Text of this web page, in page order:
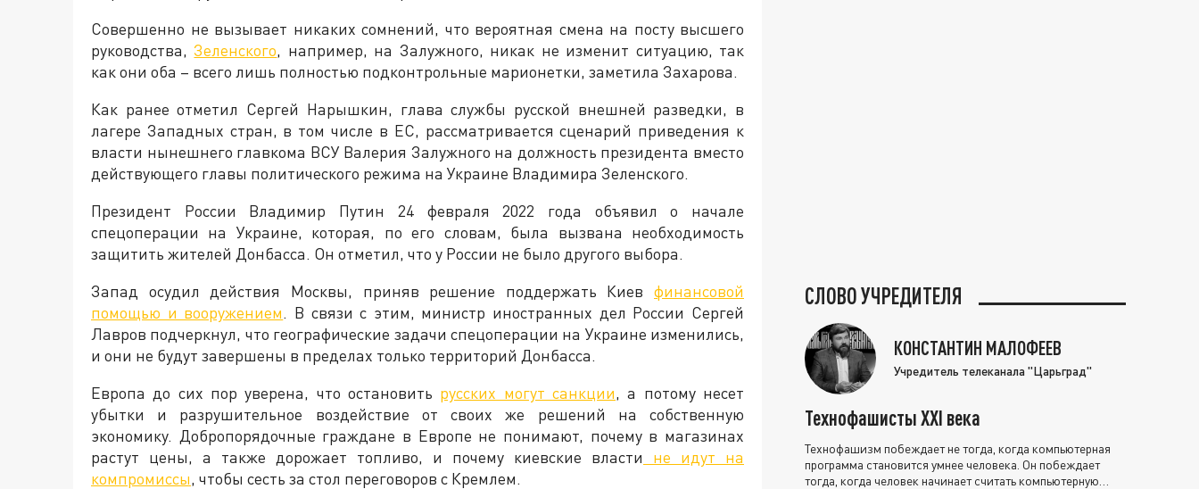
Совершенно не вызывает никаких сомнений, что вероятная смена на посту высшего
руководства,Зеленского, например, на Залужного, никак не изменит ситуацию, так
как они оба – всего лишь полностью подконтрольные марионетки, заметила Захарова.
Как ранее отметил Сергей Нарышкин, глава службы русской внешней разведки, в
лагере Западных стран, в том числе в ЕС, рассматривается сценарий приведения к
власти нынешнего главкома ВСУ Валерия Залужного на должность президента вместо
действующего главы политического режима на Украине Владимира Зеленского.
Президент России Владимир Путин 24 февраля 2022 года объявил о начале
спецоперации на Украине, которая, по его словам, была вызвана необходимость
защитить жителей Донбасса. Он отметил, что у России не было другого выбора.
Запад осудил действия Москвы, приняв решение поддержать Киев финансовой
помощью и вооружением. В связи с этим, министр иностранных дел России Сергей
Лавров подчеркнул, что географические задачи спецоперации на Украине изменились,
и они не будут завершены в пределах только территорий Донбасса.
Европа до сих пор уверена, что остановить русских могут санкции, а потому несет
убытки и разрушительное воздействие от своих же решений на собственную
экономику. Добропорядочные граждане в Европе не понимают, почему в магазинах
растут цены, а также дорожает топливо, и почему киевские власти не идут на
компромиссы, чтобы сесть за стол переговоров с Кремлем.
СЛОВО УЧРЕДИТЕЛЯ
КОНСТАНТИН МАЛОФЕЕВ
Учредитель телеканала "Царьград"
Технофашисты XXI века
Технофашизм побеждает не тогда, когда компьютерная
программа становится умнее человека. Он побеждает
тогда, когда человек начинает считать компьютерную